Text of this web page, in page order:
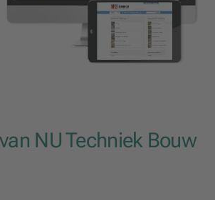
NU Techniek Bouw